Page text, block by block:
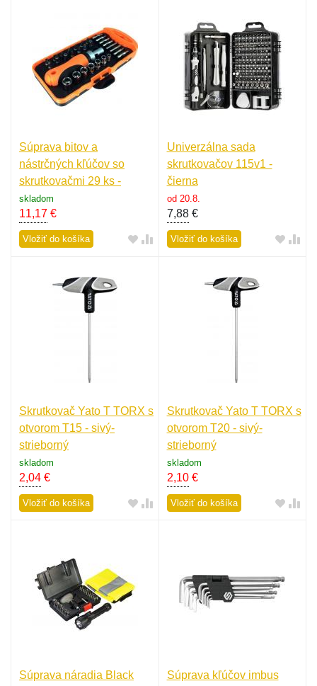
Súprava bitov a
nástrčných kľúčov so
skrutkovačmi 29 ks -
strieborná-oranžová
skladom
11,17 €
Vložiť do košíka
Univerzálna sada
skrutkovačov 115v1 -
čierna
od 20.8.
7,88€
Vložiť do košíka
Skrutkovač Yato T TORX s
otvorom T15 - sivý-
strieborný
skladom
2,04 €
Vložiť do košíka
Skrutkovač Yato T TORX s
otvorom T20 - sivý-
strieborný
skladom
2,10€
Vložiť do košíka
Súprava náradia Black
Súprava kľúčov imbus